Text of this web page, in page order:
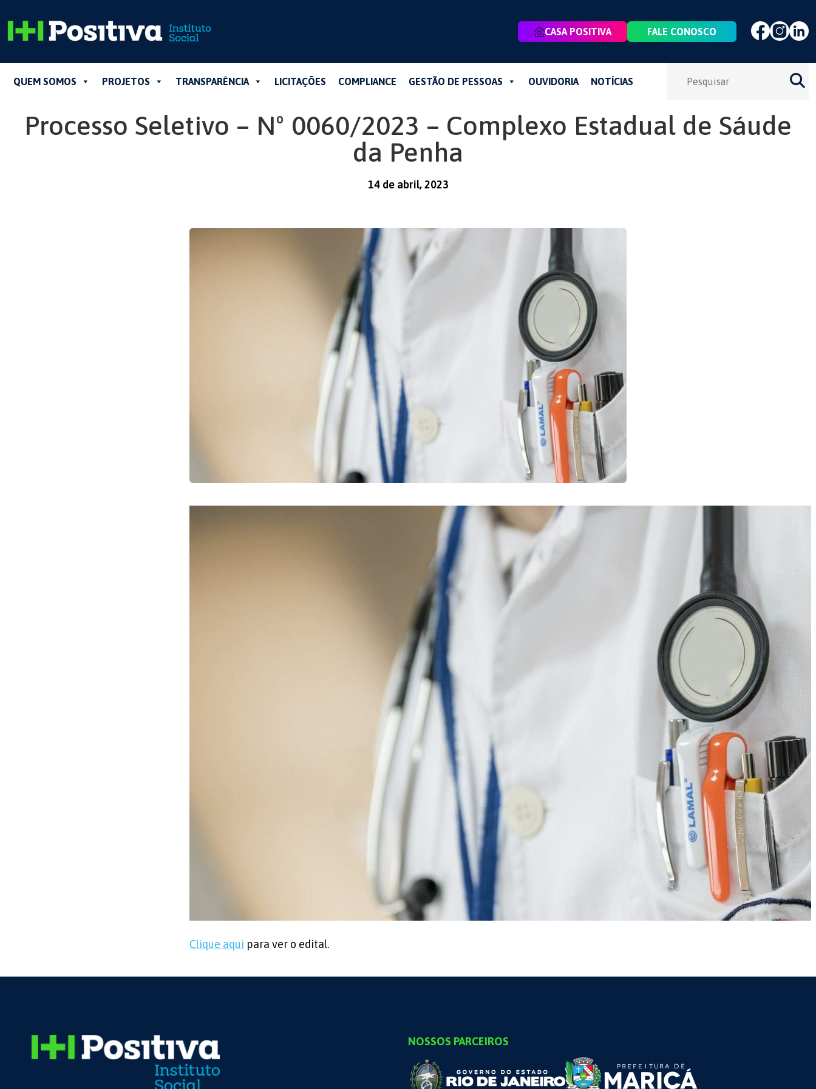
CASA POSITIVA FALE CONOSCO
QUEM SOMOS PROJETOS TRANSPARÊNCIA LICITAÇÕES COMPLIANCE GESTÃO DE PESSOAS OUVIDORIA NOTÍCIAS
Processo Seletivo – Nº 0060/2023 – Complexo Estadual de Sáude
da Penha
14 de abril, 2023
Clique aqui para ver o edital.
NOSSOS PARCEIROS